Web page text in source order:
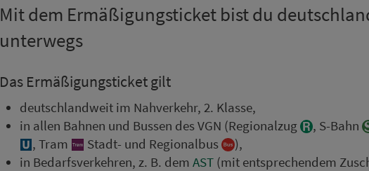
Mit dem Er­mä­ßi­gungsticket bist du
un­ter­wegs
Das Er­mä­ßi­gungsticket gilt
deutsch­land­weit im Nah­ver­kehr, 2. Klasse,
in allen Bahnen und Bussen des VGN (Re­gi­o­nal­zug
, S-Bahn
, Tram
Stadt- und Re­gi­o­nal­bus
),
in Be­darfs­ver­kehren, z. B. dem AST(mit ent­spre­chendem